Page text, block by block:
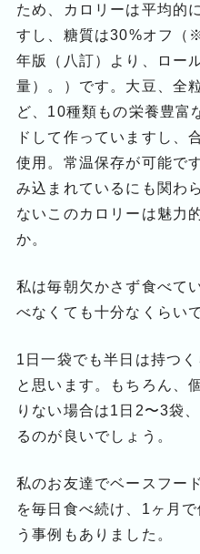
ため、カロリーは平均的
すし、糖質は30%オフ（
年版（八訂）より、ロー
量）。）です。大豆、全
ど、10種類もの栄養豊富
ドして作っていますし、
使用。常温保存が可能で
み込まれているにも関わ
ないこのカロリーは魅力
か。
私は毎朝欠かさず食べて
べなくても十分なくらい
1日一袋でも半日は持つ
と思います。もちろん、
りない場合は1日2〜3袋
るのが良いでしょう。
私のお友達でベースフー
を毎日食べ続け、1ヶ月
う事例もありました。